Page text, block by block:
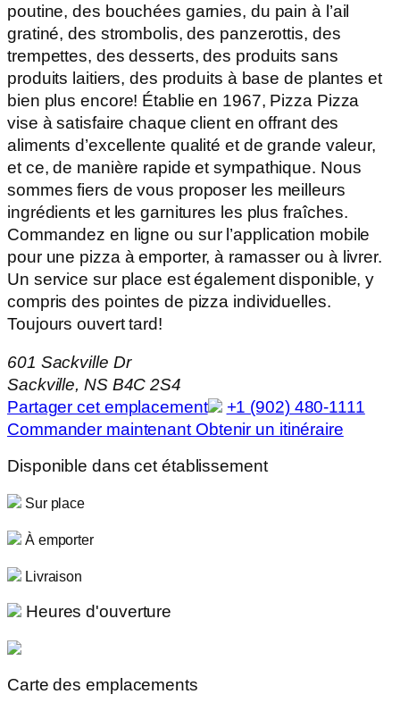
poutine, des bouchées garnies, du pain à l’ail
gratiné, des strombolis, des panzerottis, des
trempettes, des desserts, des produits sans
produits laitiers, des produits à base de plantes et
bien plus encore! Établie en 1967, Pizza Pizza
vise à satisfaire chaque client en offrant des
aliments d’excellente qualité et de grande valeur,
et ce, de manière rapide et sympathique. Nous
sommes fiers de vous proposer les meilleurs
ingrédients et les garnitures les plus fraîches.
Commandez en ligne ou sur l’application mobile
pour une pizza à emporter, à ramasser ou à livrer.
Un service sur place est également disponible, y
compris des pointes de pizza individuelles.
Toujours ouvert tard!
601 Sackville Dr
Sackville, NS B4C 2S4
Partager cet emplacement
+1 (902) 480-1111
Commander maintenant Obtenir un itinéraire
Disponible dans cet établissement
Sur place
À emporter
Livraison
Heures d'ouverture
Carte des emplacements